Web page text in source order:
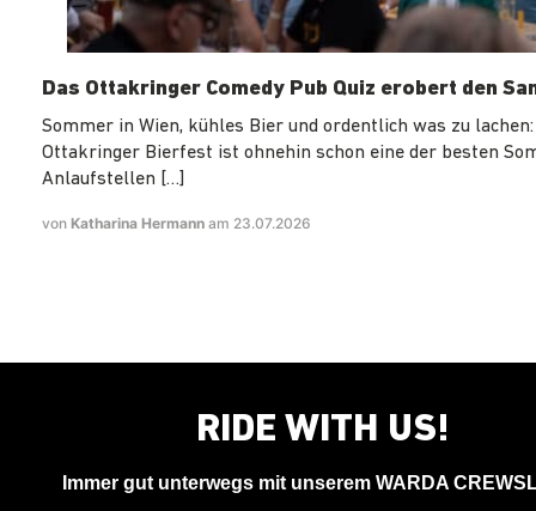
Das Ottakringer Comedy Pub Quiz erobert den
Sommer in Wien, kühles Bier und ordentlich was zu lachen:
Ottakringer Bierfest ist ohnehin schon eine der besten
Anlaufstellen […]
von Katharina Hermann am 23.07.2026
RIDE WITH US!
Immer gut unterwegs mit unserem WARDA